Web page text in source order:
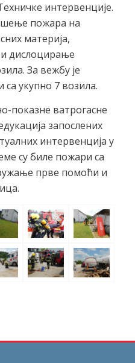
интервенције.
пожара на
материја,
дислоцирање
За вежбу је
укупно 7 возила.
показне ватрогасне
запослених
интервенција у
су биле пожари са
прве помоћи и